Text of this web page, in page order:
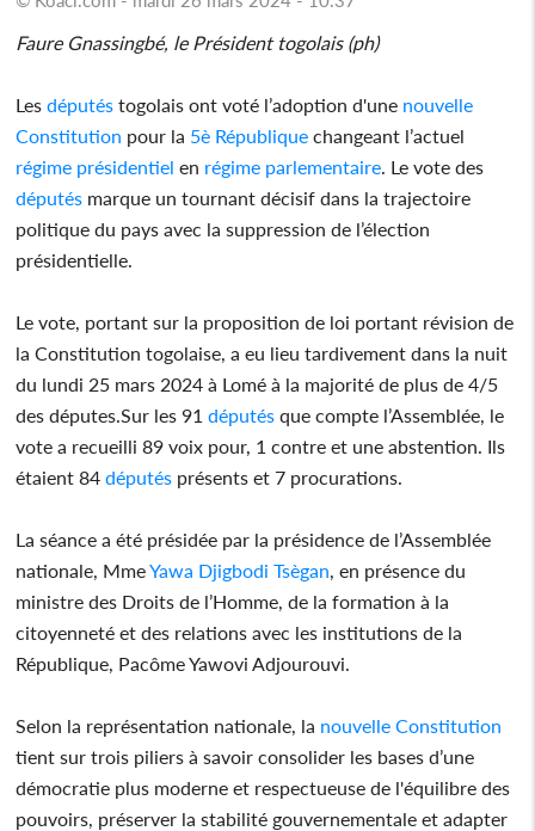
Faure Gnassingbé, le Président togolais (ph)
Les députés togolais ont voté l’adoption d'une nouvelle
Constitution pour la 5è République changeant l’actuel
régime présidentiel en régime parlementaire . Le vote des
députés marque un tournant décisif dans la trajectoire
politique du pays avec la suppression de l’élection
présidentielle.
Le vote, portant sur la proposition de loi portant révision de
la Constitution togolaise, a eu lieu tardivement dans la nuit
du lundi 25 mars 2024 à Lomé à la majorité de plus de 4/5
des députes.Sur les 91 députés que compte l’Assemblée, le
vote a recueilli 89 voix pour, 1 contre et une abstention. Ils
étaient 84 députés présents et 7 procurations.
La séance a été présidée par la présidence de l’Assemblée
nationale, MmeYawa Djigbodi Tsègan , en présence du
ministre des Droits de l’Homme, de la formation à la
citoyenneté et des relations avec les institutions de la
République, Pacôme Yawovi Adjourouvi.
Selon la représentation nationale, la nouvelle Constitution
tient sur trois piliers à savoir consolider les bases d’une
démocratie plus moderne et respectueuse de l'équilibre des
pouvoirs, préserver la stabilité gouvernementale et adapter